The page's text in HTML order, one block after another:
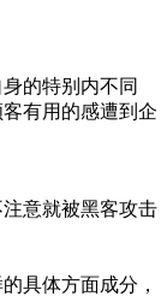
的特别内不同
有用的感遭到企
意就被黑客攻击
具体方面成分，